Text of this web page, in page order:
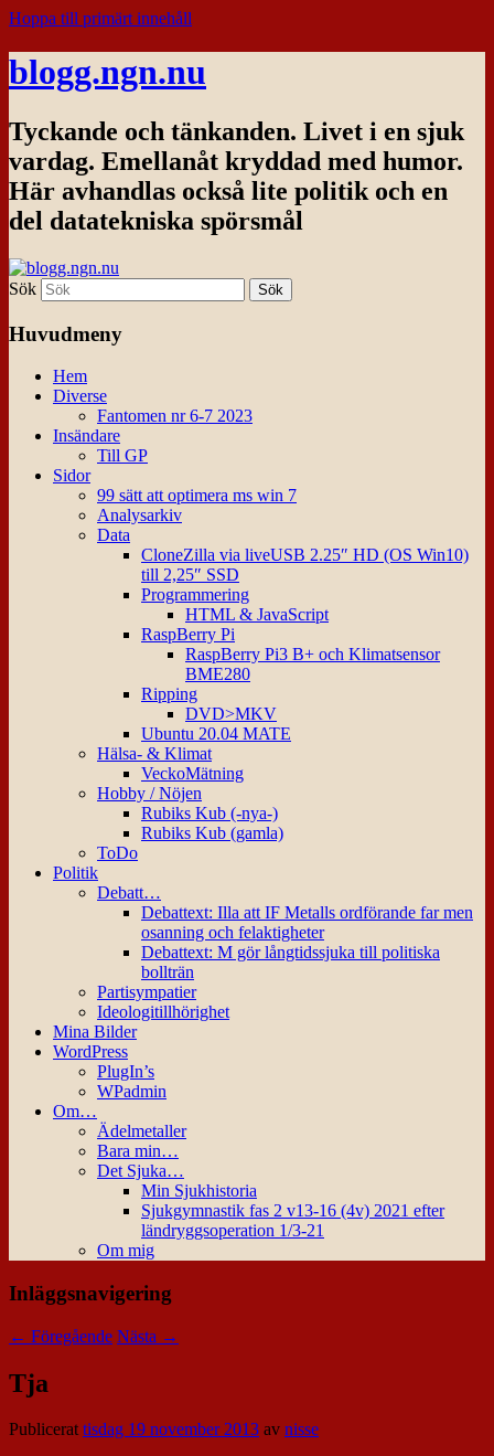
Hoppa till primärt innehåll
blogg.ngn.nu
Tyckande och tänkanden. Livet i en sjuk
vardag. Emellanåt kryddad med humor.
Här avhandlas också lite politik och en
del datatekniska spörsmål
Sök
Huvudmeny
Hem
Diverse
Fantomen nr 6-7 2023
Insändare
Till GP
Sidor
99 sätt att optimera ms win 7
Analysarkiv
Data
CloneZilla via liveUSB 2.25″ HD (OS Win10)
till 2,25″ SSD
Programmering
HTML & JavaScript
RaspBerry Pi
RaspBerry Pi3 B+ och Klimatsensor
BME280
Ripping
DVD>MKV
Ubuntu 20.04 MATE
Hälsa- & Klimat
VeckoMätning
Hobby / Nöjen
Rubiks Kub (-nya-)
Rubiks Kub (gamla)
ToDo
Politik
Debatt…
Debattext: Illa att IF Metalls ordförande far men
osanning och felaktigheter
Debattext: M gör långtidssjuka till politiska
bollträn
Partisympatier
Ideologitillhörighet
Mina Bilder
WordPress
PlugIn’s
WPadmin
Om…
Ädelmetaller
Bara min…
Det Sjuka…
Min Sjukhistoria
Sjukgymnastik fas 2 v13-16 (4v) 2021 efter
ländryggsoperation 1/3-21
Om mig
Inläggsnavigering
← Föregående Nästa →
Tja
Publicerattisdag 19 november 2013 av nisse